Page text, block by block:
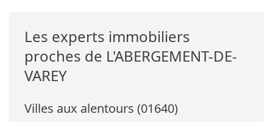
Les experts immobiliers
proches de L'ABERGEMENT-DE-
VAREY
Villes aux alentours (01640)